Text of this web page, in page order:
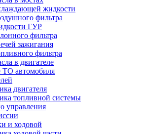
жидкости
фильтра
ГУР
фильтра
зажигания
фильтра
в двигателе
ТО автомобиля
двигателя
топливной системы
управления
и ходовой